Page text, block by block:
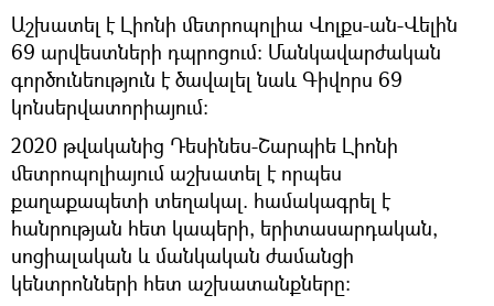
Աշխատել է Լիոնի մետրոպոլիա Վոլքս-ան-Վելին
69 արվեստների դպրոցում: Մանկավարժական
գործունեություն է ծավալել նաև Գիվորս 69
կոնսերվատորիայում:
2020 թվականից Դեսինես-Շարպիե Լիոնի
մետրոպոլիայում աշխատել է որպես
քաղաքապետի տեղակալ. համակագրել է
հանրության հետ կապերի, երիտասարդական,
սոցիալական և մանկական ժամանցի
կենտրոնների հետ աշխատանքները: